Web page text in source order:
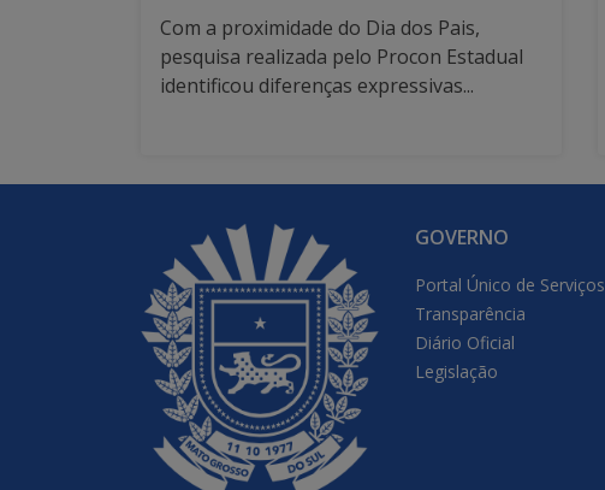
Com a proximidade do Dia dos Pais,
pesquisa realizada pelo Procon Estadual
identificou diferenças expressivas...
GOVERNO
Portal Único de Serviços
Transparência
Diário Oficial
Legislação